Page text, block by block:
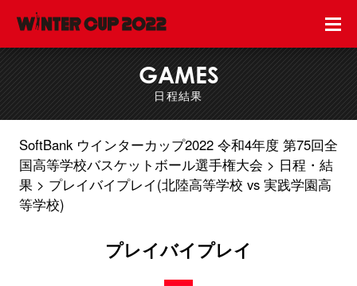
GAMES
日程結果
SoftBank ウインターカップ2022 令和4年度 第75回全
国高等学校バスケットボール選手権大会
日程・結
果
プレイバイプレイ(北陸高等学校 vs 実践学園高
等学校)
プレイバイプレイ